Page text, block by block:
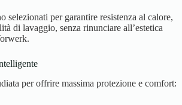
selezionati per garantire resistenza al calore,
di lavaggio, senza rinunciare all’estetica
per offrire massima protezione e comfort: